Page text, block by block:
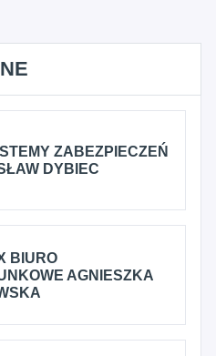
ZABEZPIECZEŃ
DYBIEC
BIURO
AGNIESZKA